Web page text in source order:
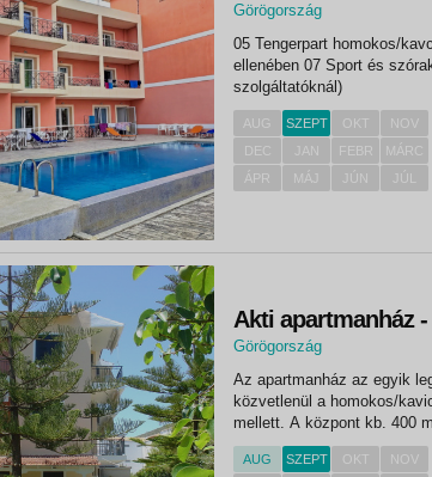
Görögország
Nidri
05 Tengerpart homokos/
ellenében 07 Sport és
szolgáltatóknál)
AUG SZEPT OKT
NOV
DEC
JAN FEBR
MÁRC
ÁPR
MÁJ JÚN JÚL
Akti apartmanház
Görögország
Nidri
Az apartmanház az egyik
közvetlenül a homokos/
mellett. A központ kb. 400
az egyik legjobb
homokos/kavicsos...
AUG SZEPT OKT NOV